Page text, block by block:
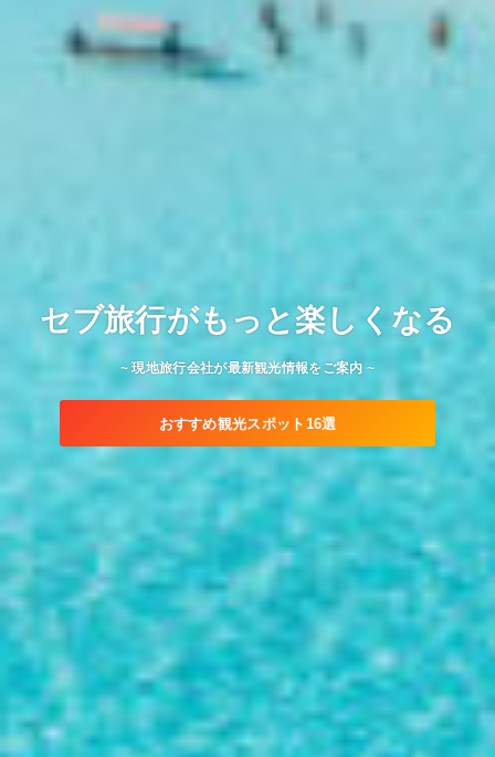
セブ旅行がもっと楽しくなる
~ 現地旅行会社が最新観光情報をご案内 ~
おすすめ観光スポット16選